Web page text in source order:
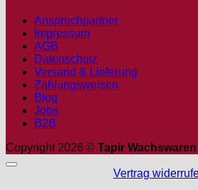
Ansprechpartner
Impressum
AGB
Datenschutz
Versand & Lieferung
Zahlungsweisen
Blog
Jobs
B2B
Copyright 2026 © Tapir Wachswaren
Vertrag